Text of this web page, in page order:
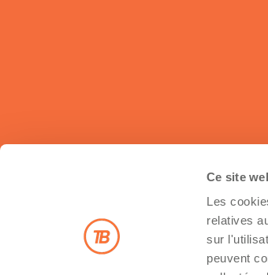
Ce site
Les
relatives
sur
peuvent
Inscrivez-vous à notre infolettre